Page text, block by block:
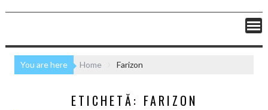
You are here Home Farizon
ETICHETĂ: FARIZON